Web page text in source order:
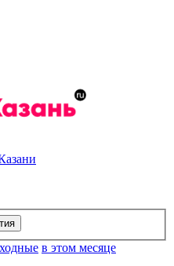
в этом месяце